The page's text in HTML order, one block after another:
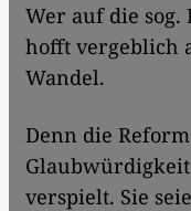
Wer auf die
hofft vergeblich
Wandel.
Denn die
verspielt. Sie